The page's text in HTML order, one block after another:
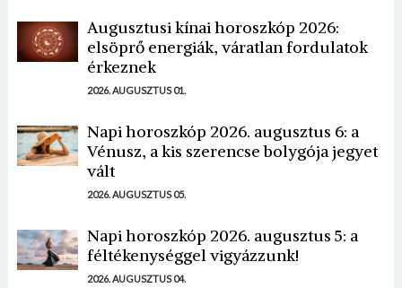
Augusztusi kínai horoszkóp 2026:
elsöprő energiák, váratlan fordulatok
érkeznek
2026. AUGUSZTUS 01.
Napi horoszkóp 2026. augusztus 6: a
Vénusz, a kis szerencse bolygója jegyet
vált
2026. AUGUSZTUS 05.
Napi horoszkóp 2026. augusztus 5: a
féltékenységgel vigyázzunk!
2026. AUGUSZTUS 04.